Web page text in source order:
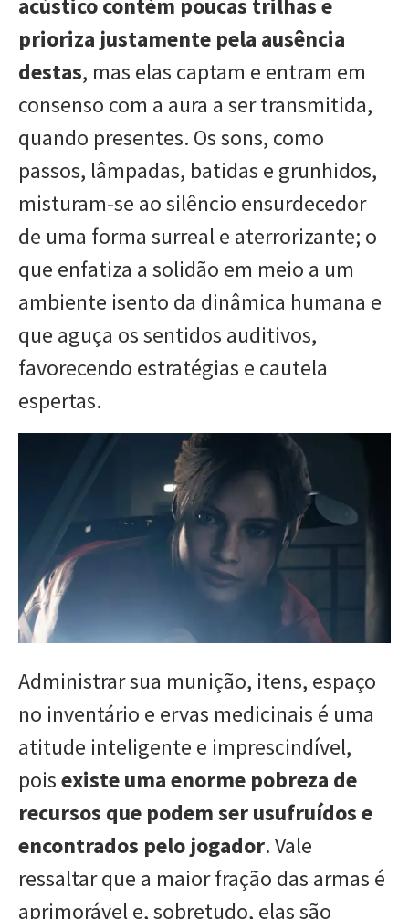
acústico contém poucas trilhas e
prioriza justamente pela ausência
destas, mas elas captam e entram em
consenso com a aura a ser transmitida,
quando presentes. Os sons, como
passos, lâmpadas, batidas e grunhidos,
misturam-se ao silêncio ensurdecedor
de uma forma surreal e aterrorizante; o
que enfatiza a solidão em meio a um
ambiente isento da dinâmica humana e
que aguça os sentidos auditivos,
favorecendo estratégias e cautela
espertas.
Administrar sua munição, itens, espaço
no inventário e ervas medicinais é uma
atitude inteligente e imprescindível,
poisexiste uma enorme pobreza de
recursos que podem ser usufruídos e
encontrados pelo jogador. Vale
ressaltar que a maior fração das armas é
aprimorável e, sobretudo, elas são